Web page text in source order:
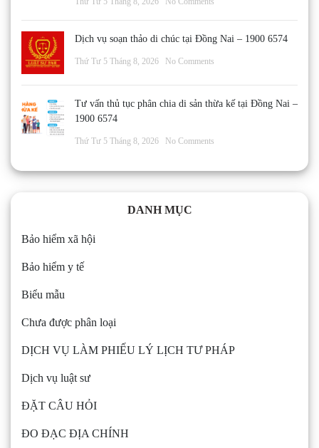
Dịch vụ soạn thảo di chúc tại Đồng Nai – 1900 6574
Thứ Tư 5 Tháng 8, 2026 No Comments
Tư vấn thủ tục phân chia di sản thừa kế tại Đồng Nai –
1900 6574
Thứ Tư 5 Tháng 8, 2026 No Comments
DANH MỤC
Bảo hiểm xã hội
Bảo hiểm y tế
Biểu mẫu
Chưa được phân loại
DỊCH VỤ LÀM PHIẾU LÝ LỊCH TƯ PHÁP
Dịch vụ luật sư
ĐẶT CÂU HỎI
ĐO ĐẠC ĐỊA CHÍNH